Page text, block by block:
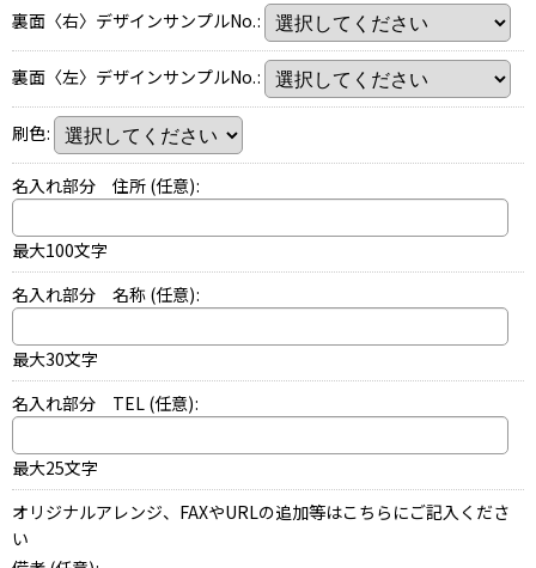
裏面〈右〉デザインサンプルNo.:
裏面〈左〉デザインサンプルNo.:
刷色:
名入れ部分 住所 (任意):
最大100文字
名入れ部分 名称 (任意):
最大30文字
名入れ部分 TEL (任意):
最大25文字
オリジナルアレンジ、FAXやURLの追加等はこちらにご記入くださ
い